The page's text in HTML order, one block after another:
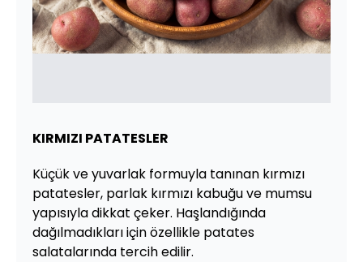
KIRMIZI PATATESLER
Küçük ve yuvarlak formuyla tanınan kırmızı
patatesler, parlak kırmızı kabuğu ve mumsu
yapısıyla dikkat çeker. Haşlandığında
dağılmadıkları için özellikle patates
salatalarında tercih edilir.